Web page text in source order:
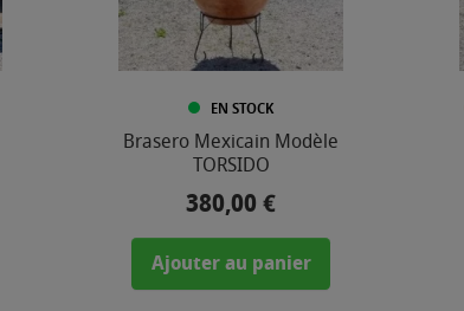
EN STOCK
Brasero Mexicain Modèle
TORSIDO
Prix
380,00 €
Ajouter au panier